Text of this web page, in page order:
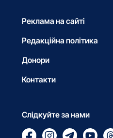
Реклама на сайті
Редакційна політика
Донори
Контакти
Слідкуйте за нами